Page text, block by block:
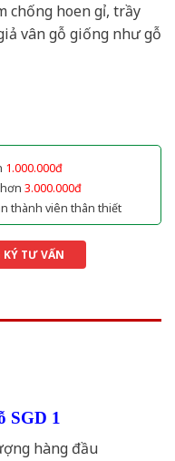
chống hoen gỉ, trầy
vân gỗ giống như gỗ
1.000.000đ
3.000.000đ
thành viên thân thiết
TƯ VẤN
SGD 1